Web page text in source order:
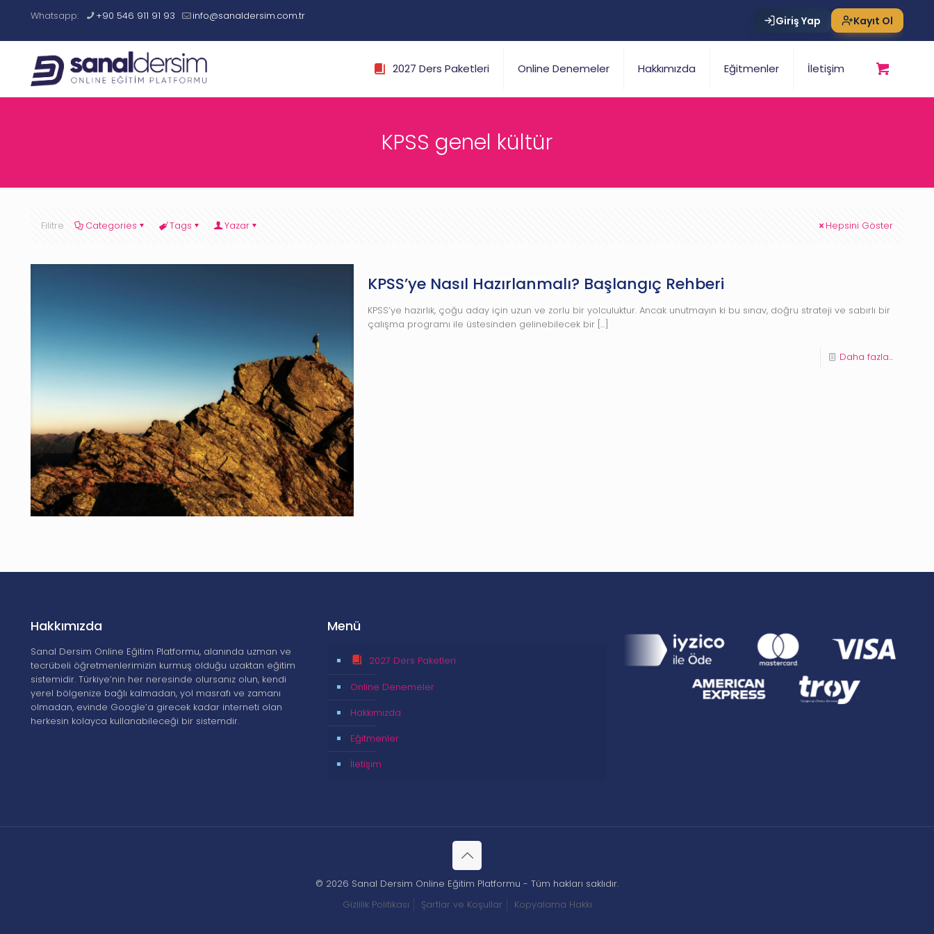
Whatsapp: +90 546 911 91 93 info@sanaldersim.com.tr Giriş Yap Kayıt Ol
2027 Ders Paketleri Online Denemeler Hakkımızda Eğitmenler İletişim
KPSS genel kültür
Filitre Categories Tags Yazar Hepsini Göster
KPSS’ye Nasıl Hazırlanmalı? Başlangıç Rehberi
KPSS’ye hazırlık, çoğu aday için uzun ve zorlu bir yolculuktur. Ancak unutmayın ki bu sınav, doğru strateji ve sabırlı bir
çalışma programı ile üstesinden gelinebilecek bir[…]
Daha fazla...
Hakkımızda
Sanal Dersim Online Eğitim Platformu, alanında uzman ve
tecrübeli öğretmenlerimizin kurmuş olduğu uzaktan eğitim
sistemidir. Türkiye’nin her neresinde olursanız olun, kendi
yerel bölgenize bağlı kalmadan, yol masrafı ve zamanı
olmadan, evinde Google’a girecek kadar interneti olan
herkesin kolayca kullanabileceği bir sistemdir.
Menü
2027 Ders Paketleri
Online Denemeler
Hakkımızda
Eğitmenler
İletişim
© 2026 Sanal Dersim Online Eğitim Platformu - Tüm hakları saklıdır.
Gizlilik Politikası
Şartlar ve Koşullar Kopyalama Hakkı